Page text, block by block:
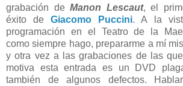
grabación deManon Lescaut, el
éxito deGiacomo Puccini. A la
programación en el Teatro de la
como siempre hago, prepararme a mí
y otra vez a las grabaciones de las
motiva esta entrada es un DVD
también de algunos defectos.